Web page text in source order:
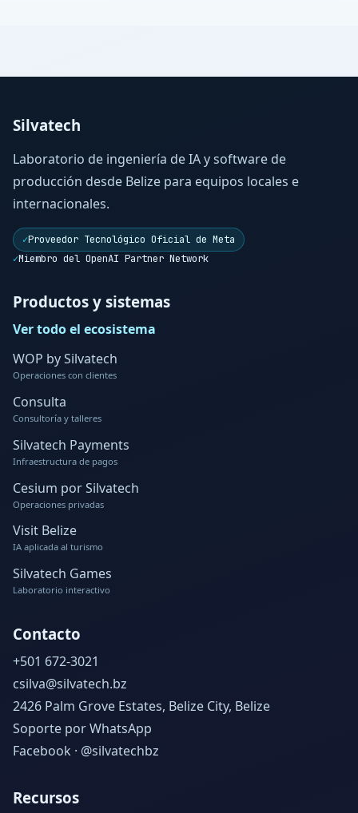
Silvatech
Laboratorio de ingeniería de IA y software de
producción desde Belize para equipos locales e
internacionales.
✓Proveedor Tecnológico Oficial de Meta
✓Miembro del OpenAI Partner Network
Productos y sistemas
Ver todo el ecosistema
WOP by Silvatech
Operaciones con clientes
Consulta
Consultoría y talleres
Silvatech Payments
Infraestructura de pagos
Cesium por Silvatech
Operaciones privadas
Visit Belize
IA aplicada al turismo
Silvatech Games
Laboratorio interactivo
Contacto
+501 672-3021
csilva@silvatech.bz
2426 Palm Grove Estates, Belize City, Belize
Soporte por WhatsApp
Facebook · @silvatechbz
Recursos